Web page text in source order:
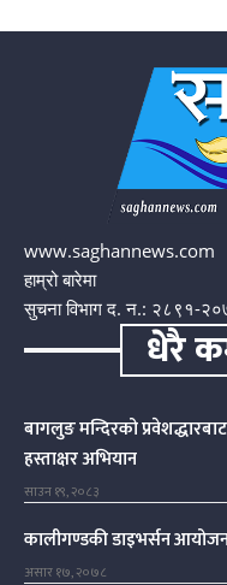
www.saghannews.com
हाम्रो बारेमा
सुचना विभाग द. न.: २८९१-
धेरै
बागलुङ मन्दिरको
हस्ताक्षर अभियान
साउन १९, २०८३
कालीगण्डकी डाइभर्सन
असार १७, २०७८